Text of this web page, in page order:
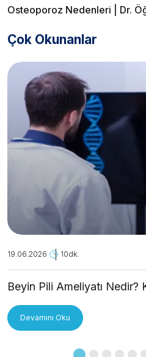
Osteoporoz Nedenleri | Dr.
Çok Okunanlar
19.06.2026 10dk.
Beyin Pili Ameliyatı Nedir?
Devamını Oku